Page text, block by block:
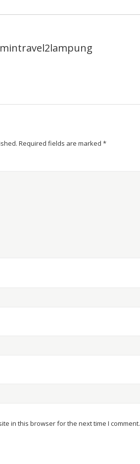
Required fields are marked *
in this browser for the next time I comment.